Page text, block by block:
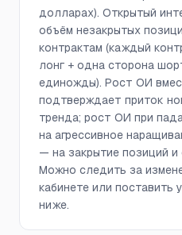
долларах). Открытый
объём незакрытых
контрактам (каждый
лонг + одна сторона
единожды). Рост ОИ
подтверждает приток
тренда; рост ОИ при
на агрессивное
— на закрытие позиций и
Можно следить за
кабинете или поставить
ниже.